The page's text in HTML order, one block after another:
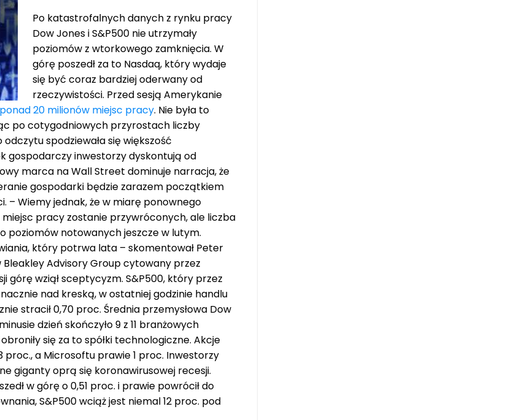
Po katastrofalnych danych z rynku pracy
Dow Jones i S&P500 nie utrzymały
poziomów z wtorkowego zamknięcia. W
górę poszedł za to Nasdaq, który wydaje
się być coraz bardziej oderwany od
rzeczywistości. Przed sesją Amerykanie
20 milionów miejsc pracy. Nie była to
po cotygodniowych przyrostach liczby
spodziewała się większość
gospodarczy inwestorzy dyskontują od
marca na Wall Street dominuje narracja, że
gospodarki będzie zarazem początkiem
– Wiemy jednak, że w miarę ponownego
pracy zostanie przywróconych, ale liczba
poziomów notowanych jeszcze w lutym.
który potrwa lata – skomentował Peter
Advisory Group cytowany przez
górę wziął sceptycyzm. S&P500, który przez
nad kreską, w ostatniej godzinie handlu
stracił 0,70 proc. Średnia przemysłowa Dow
dzień skończyło 9 z 11 branżowych
się za to spółki technologiczne. Akcje
proc., a Microsoftu prawie 1 proc. Inwestorzy
giganty oprą się koronawirusowej recesji.
w górę o 0,51 proc. i prawie powrócił do
S&P500 wciąż jest niemal 12 proc. pod